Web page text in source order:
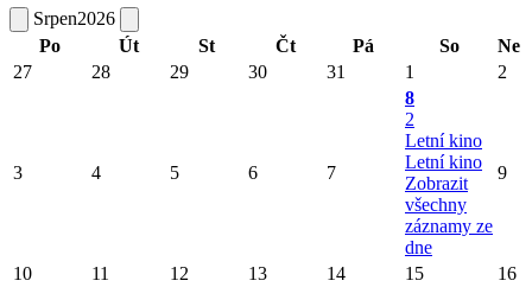
Srpen2026
Po
Út St Čt Pá So
Ne
27
28 29 30 31 1 2
3 4 5 6 7
8
2
Letní kino
Letní kino
Zobrazit
všechny
záznamy ze
dne
9
10 11 12 13 14 15
16